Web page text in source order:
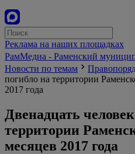
Реклама на наших площадках
РамМедиа - Раменский
Новости по темам
погибло на территории
2017 года
Двенадцать
территории
месяцев 2017 года